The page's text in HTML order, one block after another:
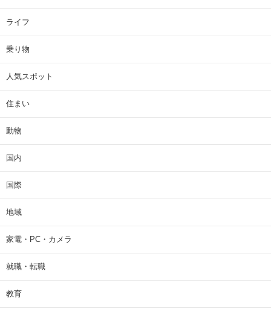
ライフ
乗り物
人気スポット
住まい
動物
国内
国際
地域
家電・PC・カメラ
就職・転職
教育